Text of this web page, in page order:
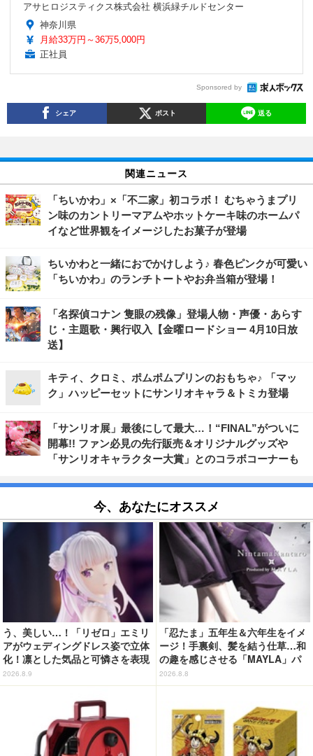
アサヒロジスティクス株式会社 横浜緑チルドセンター
神奈川県
月給33万円～36万5,000円
正社員
Sponsored by
シェア ポスト 送る
関連ニュース
「ちいかわ」×「不二家」初コラボ！ むちゃうまプリ
ン味のカントリーマアムやホットケーキ味のホームパ
イなど世界観をイメージしたお菓子が登場
ちいかわと一緒におでかけしよう♪ 春色ピンクが可愛い
「ちいかわ」のランチトートやお弁当箱が登場！
「名探偵コナン 隻眼の残像」登場人物・声優・あらす
じ・主題歌・興行収入【金曜ロードショー 4月10日放
送】
キティ、クロミ、ポムポムプリンのおもちゃ♪ 「マッ
ク」ハッピーセットにサンリオキャラ＆トミカ登場
「サンリオ展」最後にして最大…！“FINAL”がついに
開幕!! ファン必見の先行販売＆オリジナルグッズや
「サンリオキャラクター大賞」とのコラボコーナーも
今、あなたにオススメ
う、美しい…！「リゼロ」エミリ
アがウェディングドレス姿で立体
化！凛とした気品と可憐さを表現
2026.8.9
「忍たま」五年生＆六年生をイメ
ージ！手裏剣、髪を結う仕草…和
の趣を感じさせる「MAYLA」パ
ンプス
2026.8.8